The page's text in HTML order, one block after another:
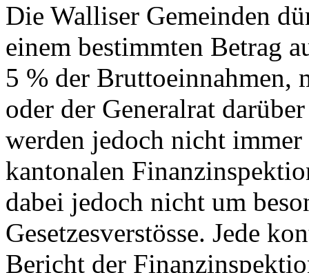
Die Walliser Gemeinden
einem bestimmten Betrag
5 % der Bruttoeinnahmen,
oder der Generalrat
werden jedoch nicht
kantonalen
dabei jedoch nicht um
Gesetzesverstösse. Jede
Bericht der